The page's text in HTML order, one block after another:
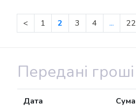
< 1 2 3 4 ... 22
Передані гроші
Дата Сума